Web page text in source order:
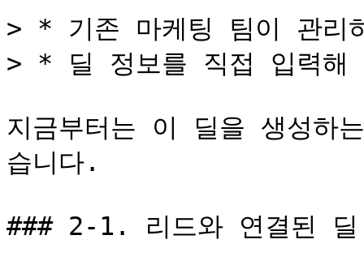
> * 기존 마케팅 팀이 관리
> * 딜 정보를 직접 입력해
지금부터는 이 딜을 생성하
습니다.
### 2-1. 리드와 연결된 딜